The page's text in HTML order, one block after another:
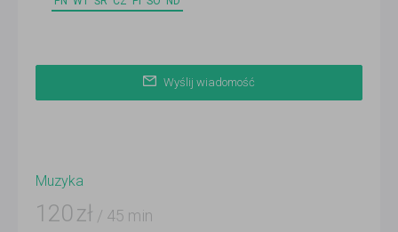
Wyślij wiadomość
Muzyka
120 zł / 45 min